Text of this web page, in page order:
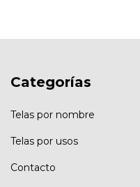
Categorías
Telas por nombre
Telas por usos
Contacto